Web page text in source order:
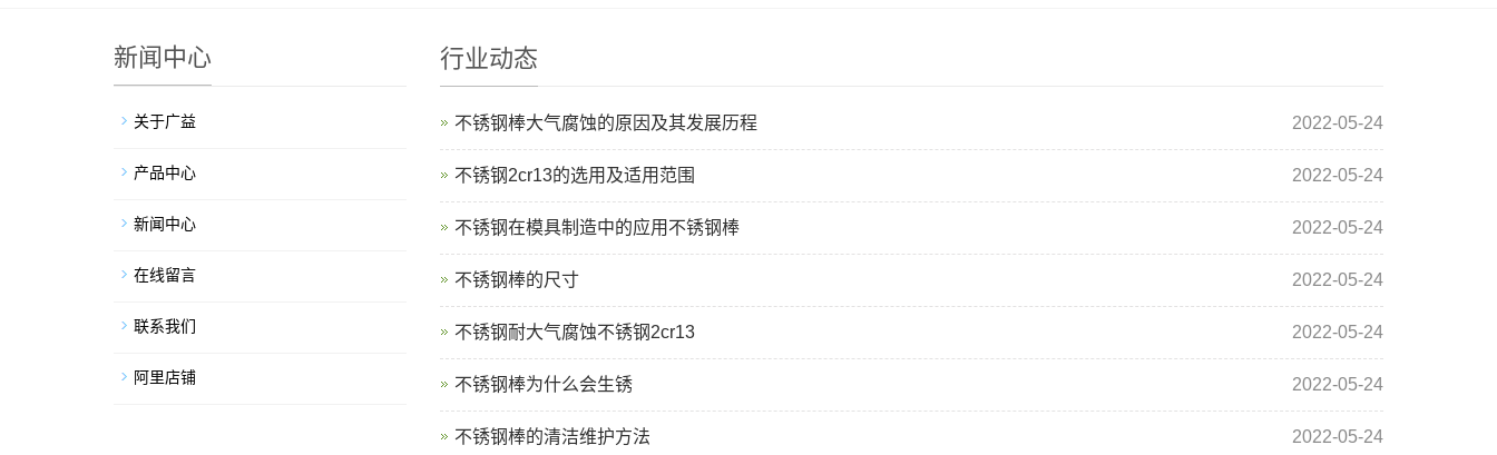
行业动态
不锈钢棒大气腐蚀的原因及其发展历程 2022-05-24
不锈钢2cr13的选用及适用范围 2022-05-24
不锈钢在模具制造中的应用不锈钢棒 2022-05-24
不锈钢棒的尺寸 2022-05-24
不锈钢耐大气腐蚀不锈钢2cr13 2022-05-24
不锈钢棒为什么会生锈 2022-05-24
不锈钢棒的清洁维护方法 2022-05-24
新闻中心
关于广益
产品中心
新闻中心
在线留言
联系我们
阿里店铺